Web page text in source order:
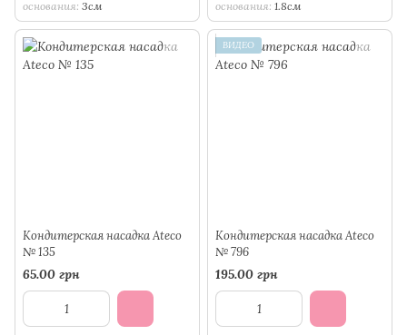
основания 3см основания 1.8см
Кондитерская насадка Ateco
№ 135
65.00 грн
ВИДЕО
Кондитерская насадка Ateco
№ 796
195.00 грн